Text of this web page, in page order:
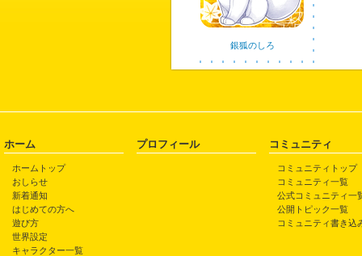
銀狐のしろ
ホーム
ホームトップ
おしらせ
新着通知
はじめての方へ
遊び方
世界設定
キャラクター一覧
プロフィール コミュニティ
コミュニティトップ
コミュニティ一覧
公式コミュニティ一
公開トピック一覧
コミュニティ書き込